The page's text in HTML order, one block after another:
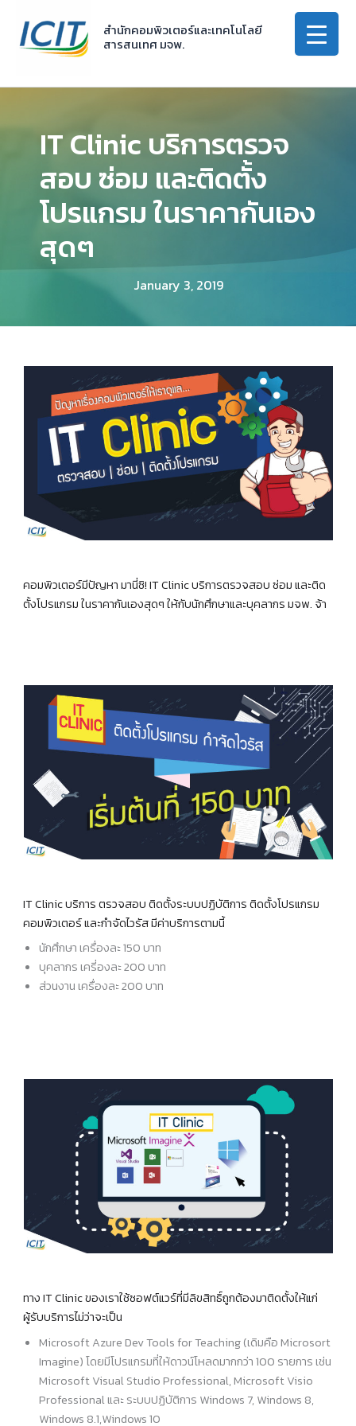
content
สำนักคอมพิวเตอร์และเทคโนโลยี
สารสนเทศ มจพ.
IT Clinic บริการตรวจ
สอบ ซ่อม และติดตั้ง
โปรแกรม ในราคากันเอง
สุดๆ
January 3, 2019
คอมพิวเตอร์มีปัญหา มานี่ซิ! IT Clinic บริการตรวจสอบ ซ่อม และติด
ตั้งโปรแกรม ในราคากันเองสุดๆ ให้กับนักศึกษาและบุคลากร มจพ. จ้า
IT Clinic บริการ ตรวจสอบ ติดตั้งระบบปฏิบัติการ ติดตั้งโปรแกรม
คอมพิวเตอร์ และกำจัดไวรัส มีค่าบริการตามนี้
นักศึกษา เครื่องละ 150 บาท
บุคลากร เครี่องละ 200 บาท
ส่วนงาน เครื่องละ 200 บาท
ทาง IT Clinic ของเราใช้ซอฟต์แวร์ที่มีลิขสิทธิ์ถูกต้องมาติดตั้งให้แก่
ผู้รับบริการไม่ว่าจะเป็น
Microsoft Azure Dev Tools for Teaching (เดิมคือ Microsort
Imagine) โดยมีโปรแกรมที่ให้ดาวน์โหลดมากกว่า 100 รายการ เช่น
Microsoft Visual Studio Professional, Microsoft Visio
Professional และ ระบบปฏิบัติการ Windows 7, Windows 8,
Windows 8.1,Windows 10